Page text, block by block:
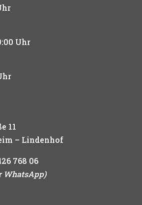
Uhr
11
– Lindenhof
768 06
WhatsApp)